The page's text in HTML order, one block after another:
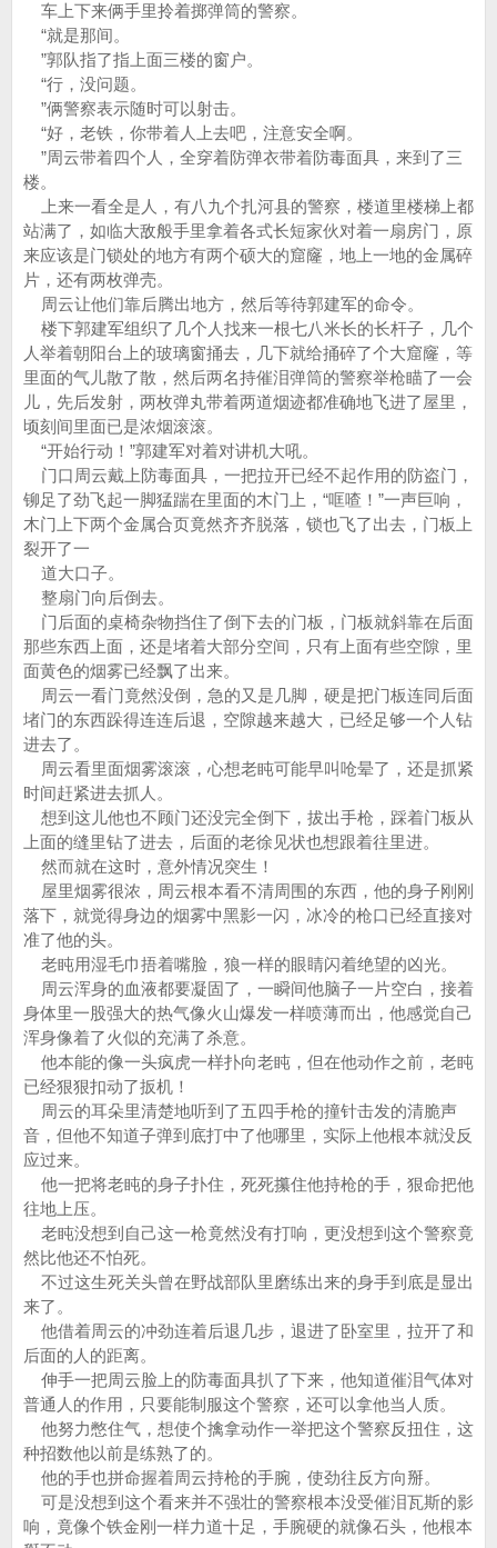
车上下来俩手里拎着掷弹筒的警察。
“就是那间。
”郭队指了指上面三楼的窗户。
“行，没问题。
”俩警察表示随时可以射击。
“好，老铁，你带着人上去吧，注意安全啊。
”周云带着四个人，全穿着防弹衣带着防毒面具，来到了三
楼。
上来一看全是人，有八九个扎河县的警察，楼道里楼梯上都
站满了，如临大敌般手里拿着各式长短家伙对着一扇房门，原
来应该是门锁处的地方有两个硕大的窟窿，地上一地的金属碎
片，还有两枚弹壳。
周云让他们靠后腾出地方，然后等待郭建军的命令。
楼下郭建军组织了几个人找来一根七八米长的长杆子，几个
人举着朝阳台上的玻璃窗捅去，几下就给捅碎了个大窟窿，等
里面的气儿散了散，然后两名持催泪弹筒的警察举枪瞄了一会
儿，先后发射，两枚弹丸带着两道烟迹都准确地飞进了屋里，
顷刻间里面已是浓烟滚滚。
“开始行动！”郭建军对着对讲机大吼。
门口周云戴上防毒面具，一把拉开已经不起作用的防盗门，
铆足了劲飞起一脚猛踹在里面的木门上，“哐喳！”一声巨响，
木门上下两个金属合页竟然齐齐脱落，锁也飞了出去，门板上
裂开了一
道大口子。
整扇门向后倒去。
门后面的桌椅杂物挡住了倒下去的门板，门板就斜靠在后面
那些东西上面，还是堵着大部分空间，只有上面有些空隙，里
面黄色的烟雾已经飘了出来。
周云一看门竟然没倒，急的又是几脚，硬是把门板连同后面
堵门的东西跺得连连后退，空隙越来越大，已经足够一个人钻
进去了。
周云看里面烟雾滚滚，心想老盹可能早叫呛晕了，还是抓紧
时间赶紧进去抓人。
想到这儿他也不顾门还没完全倒下，拔出手枪，踩着门板从
上面的缝里钻了进去，后面的老徐见状也想跟着往里进。
然而就在这时，意外情况突生！
屋里烟雾很浓，周云根本看不清周围的东西，他的身子刚刚
落下，就觉得身边的烟雾中黑影一闪，冰冷的枪口已经直接对
准了他的头。
老盹用湿毛巾捂着嘴脸，狼一样的眼睛闪着绝望的凶光。
周云浑身的血液都要凝固了，一瞬间他脑子一片空白，接着
身体里一股强大的热气像火山爆发一样喷薄而出，他感觉自己
浑身像着了火似的充满了杀意。
他本能的像一头疯虎一样扑向老盹，但在他动作之前，老盹
已经狠狠扣动了扳机！
周云的耳朵里清楚地听到了五四手枪的撞针击发的清脆声
音，但他不知道子弹到底打中了他哪里，实际上他根本就没反
应过来。
他一把将老盹的身子扑住，死死攥住他持枪的手，狠命把他
往地上压。
老盹没想到自己这一枪竟然没有打响，更没想到这个警察竟
然比他还不怕死。
不过这生死关头曾在野战部队里磨练出来的身手到底是显出
来了。
他借着周云的冲劲连着后退几步，退进了卧室里，拉开了和
后面的人的距离。
伸手一把周云脸上的防毒面具扒了下来，他知道催泪气体对
普通人的作用，只要能制服这个警察，还可以拿他当人质。
他努力憋住气，想使个擒拿动作一举把这个警察反扭住，这
种招数他以前是练熟了的。
他的手也拼命握着周云持枪的手腕，使劲往反方向掰。
可是没想到这个看来并不强壮的警察根本没受催泪瓦斯的影
响，竟像个铁金刚一样力道十足，手腕硬的就像石头，他根本